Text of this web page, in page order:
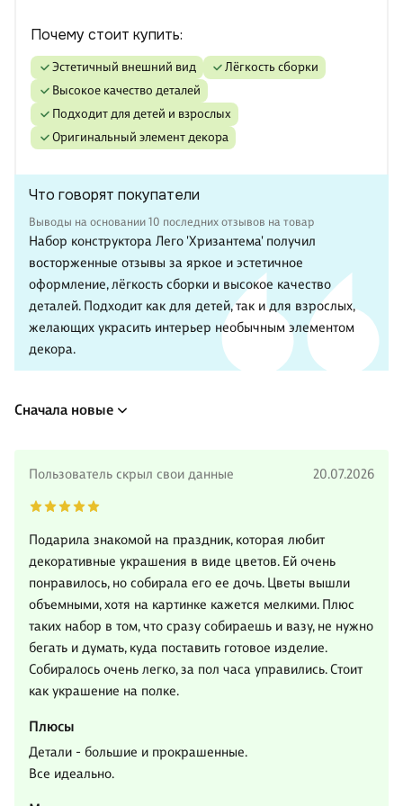
Почему стоит купить:
эстетичный внешний вид
лёгкость сборки
высокое качество деталей
подходит для детей и взрослых
оригинальный элемент декора
Что говорят покупатели
Выводы на основании 10 последних отзывов на товар
Набор конструктора Лего 'Хризантема' получил
восторженные отзывы за яркое и эстетичное
оформление, лёгкость сборки и высокое качество
деталей. Подходит как для детей, так и для взрослых,
желающих украсить интерьер необычным элементом
декора.
Сначала новые
Пользователь скрыл свои данные 20.07.2026
Подарила знакомой на праздник, которая любит
декоративные украшения в виде цветов. Ей очень
понравилось, но собирала его ее дочь. Цветы вышли
объемными, хотя на картинке кажется мелкими. Плюс
таких набор в том, что сразу собираешь и вазу, не нужно
бегать и думать, куда поставить готовое изделие.
Собиралось очень легко, за пол часа управились. Стоит
как украшение на полке.
Плюсы
Детали - большие и прокрашенные.
Все идеально.